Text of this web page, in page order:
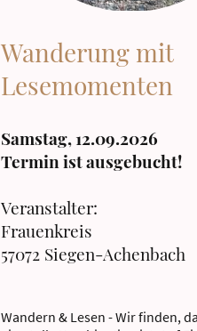
Wanderung mit
Lesemomenten
Samstag, 12.09.2026
Termin ist ausgebucht!
Veranstalter:
Frauenkreis
57072 Siegen-Achenbach
Wandern & Lesen - Wir finden,